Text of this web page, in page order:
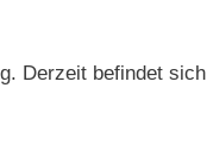
Derzeit befindet sich